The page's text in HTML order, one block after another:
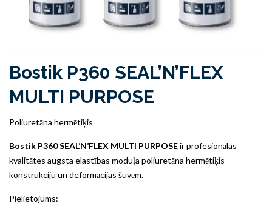
Bostik P360 SEAL’N’FLEX
MULTI PURPOSE
Poliuretāna hermētiķis
Bostik P360 SEAL’N’FLEX MULTI PURPOSEir profesionālas
kvalitātes augsta elastības moduļa poliuretāna hermētiķis
konstrukciju un deformācijas šuvēm.
Pielietojums: